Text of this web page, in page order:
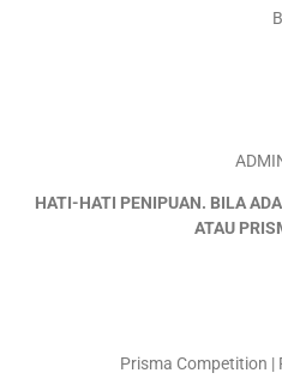
HATI-HATI PENIPUAN. BILA
ATAU
Prisma Competition |